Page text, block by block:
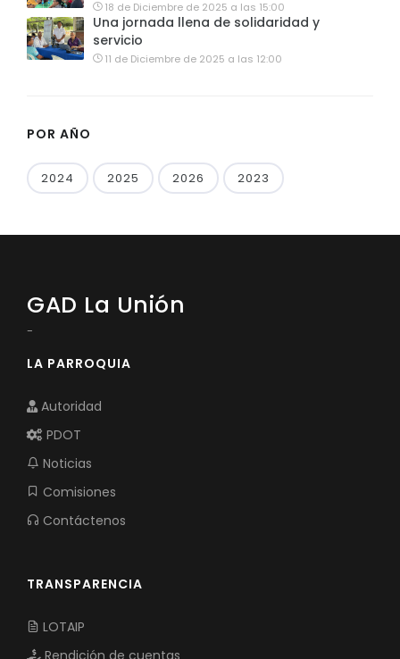
18 de Diciembre de 2025 a las 15:00
Una jornada llena de solidaridad y
servicio
11 de Diciembre de 2025 a las 12:00
POR AÑO
2024 2025 2026 2023
GAD La Unión
-
LA PARROQUIA
Autoridad
PDOT
Noticias
Comisiones
Contáctenos
TRANSPARENCIA
LOTAIP
Rendición de cuentas